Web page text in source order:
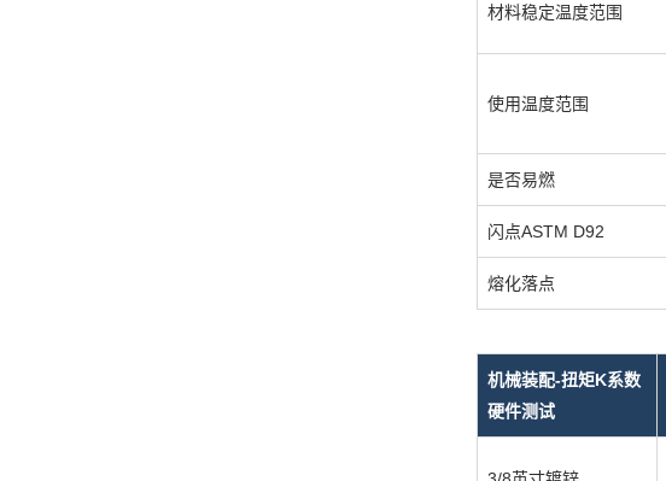
材料稳定温度范围
使用温度范围
是否易燃
闪点ASTM D92
熔化落点
机械装配-扭矩K系数
硬件测试